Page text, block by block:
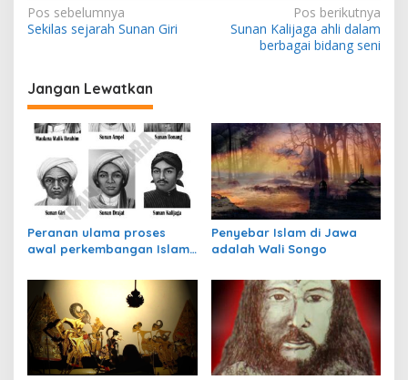
N
a
i
g
a
s
p
o
s
Pos sebelumnya
Sekilas sejarah Sunan Giri
Pos berikutnya
Sunan Kalijaga ahli dalam
berbagai bidang seni
Jangan Lewatkan
Peranan ulama proses
awal perkembangan Islam
Penyebar Islam di Jawa
adalah Wali Songo